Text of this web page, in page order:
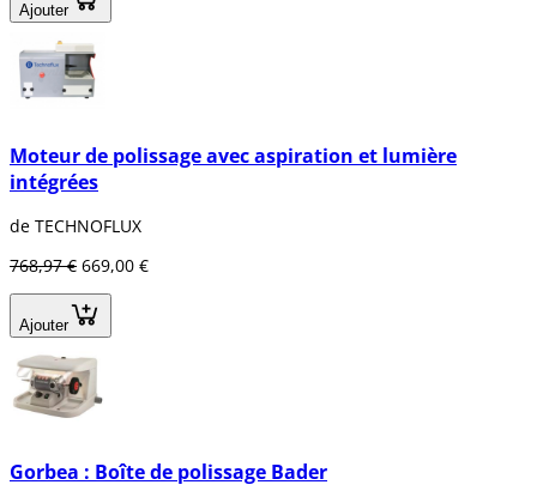
Ajouter
Moteur de polissage avec aspiration et lumière
intégrées
de TECHNOFLUX
768,97 € 669,00 €
Ajouter
Gorbea : Boîte de polissage Bader